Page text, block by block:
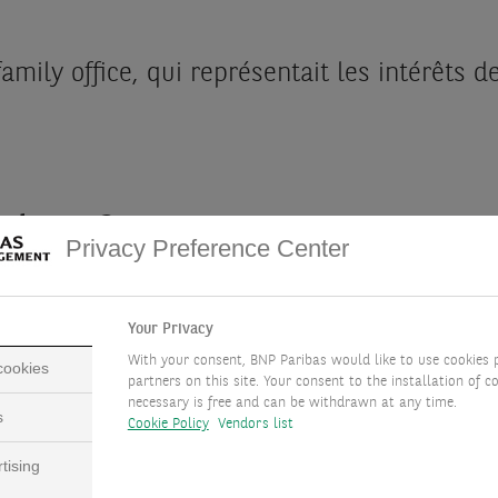
office, qui représentait les intérêts
?
et cherchait un partenaire
sur-mesure et une expertise en
complexes par l'intermédiaire
Privacy Preference Center
Your Privacy
With your consent, BNP Paribas would like to use cookies
partners on this site. Your consent to the installation of
necessary is free and can be withdrawn at any time.
Cookie Policy
Vendors list